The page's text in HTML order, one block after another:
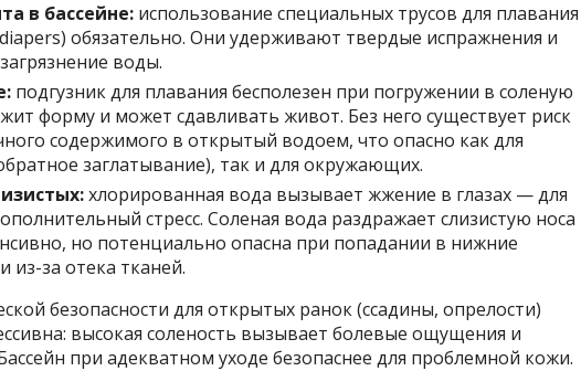
в бассейне: использование специальных трусов для плавания
обязательно. Они удерживают твердые испражнения и
воды.
подгузник для плавания бесполезен при погружении в соленую
форму и может сдавливать живот. Без него существует риск
содержимого в открытый водоем, что опасно как для
заглатывание), так и для окружающих.
хлорированная вода вызывает жжение в глазах — для
стресс. Соленая вода раздражает слизистую носа
но потенциально опасна при попадании в нижние
из-за отека тканей.
безопасности для открытых ранок (ссадины, опрелости)
высокая соленость вызывает болевые ощущения и
при адекватном уходе безопаснее для проблемной кожи.